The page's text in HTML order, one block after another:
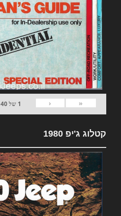
«
‹
1 של40
קטלוג ג'יפ 1980